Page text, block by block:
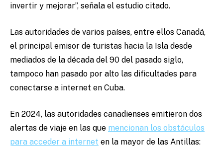
invertir y mejorar”, señala el estudio citado.
Las autoridades de varios países, entre ellos Canadá,
el principal emisor de turistas hacia la Isla desde
mediados de la década del 90 del pasado siglo,
tampoco han pasado por alto las dificultades para
conectarse a internet en Cuba.
En 2024, las autoridades canadienses emitieron dos
alertas de viaje en las que mencionan los obstáculos
para acceder a internet en la mayor de las Antillas: